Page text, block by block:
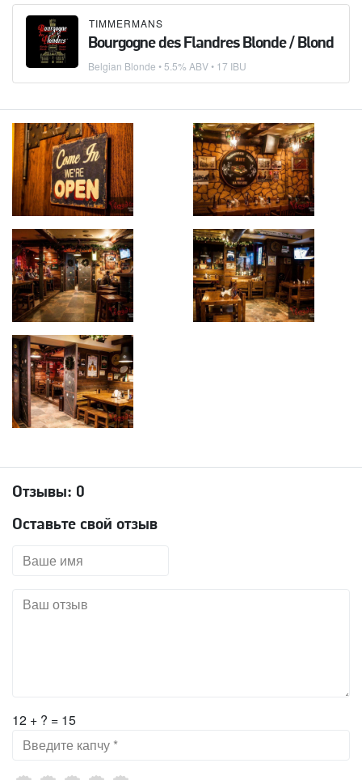
TIMMERMANS
Bourgogne des Flandres Blonde / Blond
Belgian Blonde • 5.5% ABV • 17 IBU
Отзывы: 0
Оставьте свой отзыв
12 + ? = 15